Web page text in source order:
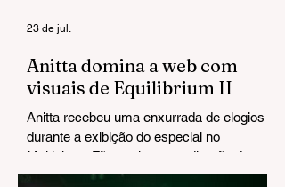
Anitta domina a web com
visuais de Equilibrium II
Anitta recebeu uma enxurrada de elogios
durante a exibição do especial no
Multishow. Fãs exaltaram a direção de arte
e chegaram a cravar: "Esse Grammy é
23 de jul.